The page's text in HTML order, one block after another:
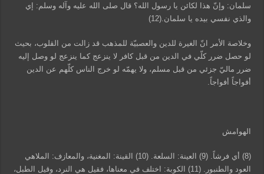
سلمان: وإنّ هذا لكائن يا رسول الله؟ قال صلى الله عليه وآله وسلم: إي
والذي نفسي بيده يا سلمان.(12)
وخلاصة الأمر انّ الغيرة للدين والعصبيّة للمذهب قد زالت من القلوب، بحيث
لو حصل ضرر كلّي في الدين من قبل كافر لا ينزعج كما ينزعج لو وصل إليه
ضرر ماليّ جزئي من قبل مسلم، ولا يهمّه لو خرج الناس كلّهم عن الدين
أفواجاً أفواجاً.
الهوامش
(8) أي فرشاً. (9) العينة: السلعة. (10) القينة: المغنية، والمعازف: الملاهي
العود والطنبور. (11) الكوبة: اختلف في معناها، فقيل هي النرد، وقيل الطبل،